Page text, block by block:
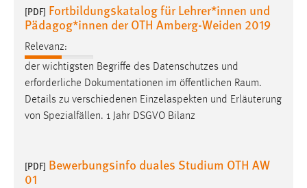
[PDF] Fortbildungskatalog für Lehrer*innen und
Pädagog*innen der OTH Amberg-Weiden 2019
Relevanz:
der wichtigsten Begriffe des Datenschutzes und
erforderliche Dokumentationen im öffentlichen Raum.
Details zu verschiedenen Einzelaspekten und Erläuterung
von Spezialfällen. 1 Jahr DSGVO Bilanz
[PDF] Bewerbungsinfo duales Studium OTH AW
01